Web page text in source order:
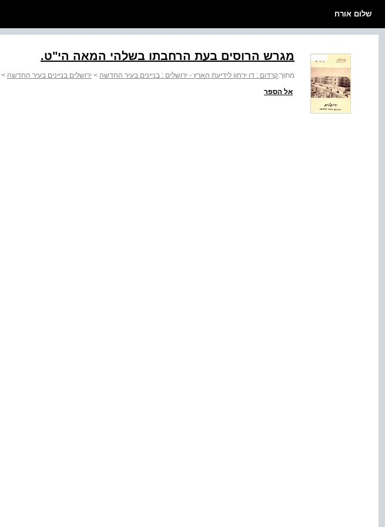
שלום אורח
מגרש הרוסים בעת הרחבתו בשלהי המאה הי"ט.
מתוך:קרדום : דו ירחון לידיעת הארץ - ירושלים : בניינים בעיר החדשה > ירושלים בניינים בעיר החדשה >
אל הספר